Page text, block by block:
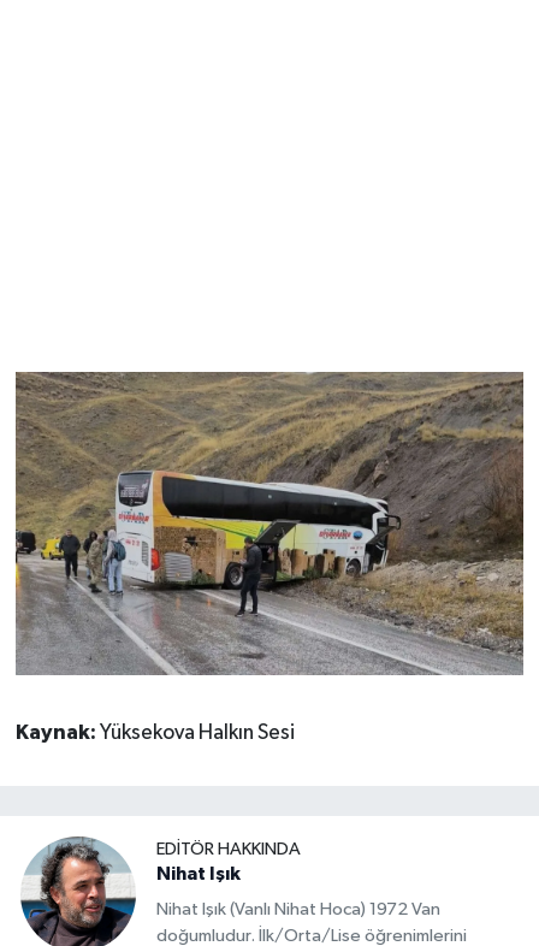
Kaynak: Yüksekova Halkın Sesi
EDITÖR HAKKINDA
Nihat Işık
Nihat Işık (Vanlı Nihat Hoca) 1972 Van
doğumludur. İlk/Orta/Lise öğrenimlerini